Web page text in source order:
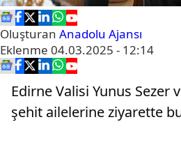
Oluşturan Anadolu Ajansı
Eklenme 04.03.2025 - 12:14
Edirne Valisi Yunus Sezer
şehit ailelerine ziyarette